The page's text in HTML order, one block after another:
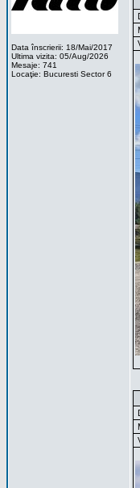
Data înscrierii: 18/Mai/2017
Ultima vizita: 05/Aug/2026
Mesaje: 741
Locaţie: Bucuresti Sector 6